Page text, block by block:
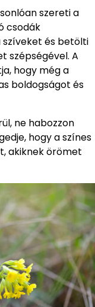
szereti a
csodák
szíveket és betölti
szépségével. A
hogy még a
boldogságot és
ne habozzon
hogy a színes
akiknek örömet